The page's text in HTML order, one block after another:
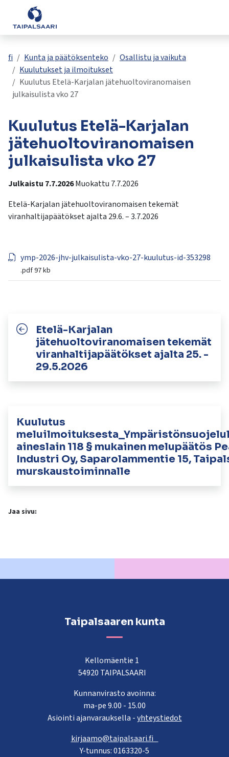
Siirry pääsisältöön
Palaute
Yhteystiedot
Valitse
oleva
tulos
ylös-
ja
Siirry
valittuun
hakutulokseen
painamalla
enteriä.
Kosketuslaitteiden
voivat
käyttää
pyyhkäisyliikkeitä.
Asuminen ja rakentaminen
Opetus ja kasvatus
Hyvinvointi ja terveys
Kulttuuri ja vapaa-aika
Kunta ja päätöksenteko
Työ ja yrittäminen
fi Kunta ja päätöksenteko
Osallistu ja vaikuta
Kuulutukset ja ilmoitukset
Kuulutus Etelä-Karjalan jätehuoltoviranomaisen
julkaisulista vko 27
Kuulutus Etelä-Karjalan
jätehuoltoviranomaisen
julkaisulista vko 27
Julkaistu 7.7.2026Muokattu 7.7.2026
Etelä-Karjalan jätehuoltoviranomaisen tekemät
viranhaltijapäätökset ajalta 29.6. – 3.7.2026
ymp-2026-jhv-julkaisulista-vko-27-kuulutus-id-353298
.pdf97 kb
Etelä-Karjalan
jätehuoltoviranomaisen tekemät
viranhaltijapäätökset ajalta 25. -
29.5.2026
Kuulutus
aineslain 118 § mukainen melupäätös
Industri Oy, Saparolammentie 15,
murskaustoiminnalle
Jaa sivu:
Taipalsaaren kunta
Kellomäentie 1
54920 TAIPALSAARI
Kunnanvirasto avoinna:
ma-pe 9.00 - 15.00
Asiointi ajanvarauksella -yhteystiedot
kirjaamo@taipalsaari.fi
Y-tunnus: 0163320-5